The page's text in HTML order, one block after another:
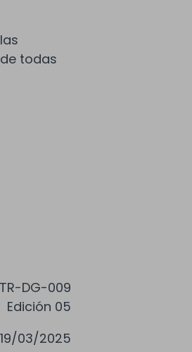
todas
DG-009
Edición 05
03/2025​